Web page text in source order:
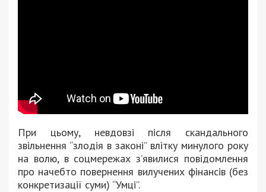
При цьому, невдовзі після скандального
звільнення “злодія в законі” влітку минулого року
на волю, в соцмережах з’явилися повідомлення
про начебто повернення вилучених фінансів (без
конкретизації суми) “Умці”.